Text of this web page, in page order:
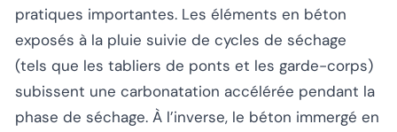
pratiques importantes. Les éléments en béton
exposés à la pluie suivie de cycles de séchage
(tels que les tabliers de ponts et les garde-corps)
subissent une carbonatation accélérée pendant la
phase de séchage. À l’inverse, le béton immergé en